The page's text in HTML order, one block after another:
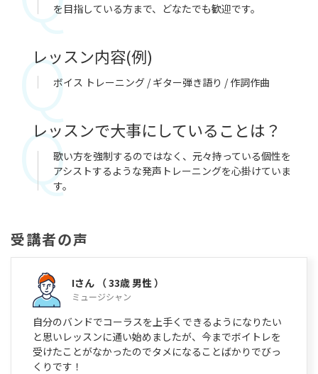
を目指している方まで、どなたでも歓迎です。
レッスン内容(例)
ボイス トレーニング / ギター弾き語り / 作詞作曲
レッスンで大事にしていることは？
歌い方を強制するのではなく、元々持っている個性を
アシストするような発声トレーニングを心掛けていま
す。
受講者の声
Iさん （ 33歳 男性 ）
ミュージシャン
自分のバンドでコーラスを上手くできるようになりたい
と思いレッスンに通い始めましたが、今までボイトレを
受けたことがなかったのでタメになることばかりでびっ
くりです！